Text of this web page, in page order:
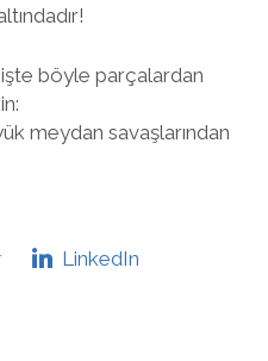
böyle parçalardan
meydan savaşlarından
LinkedIn